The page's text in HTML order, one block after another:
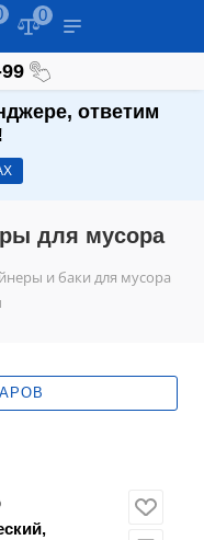
0
ответим
для мусора
и баки для мусора